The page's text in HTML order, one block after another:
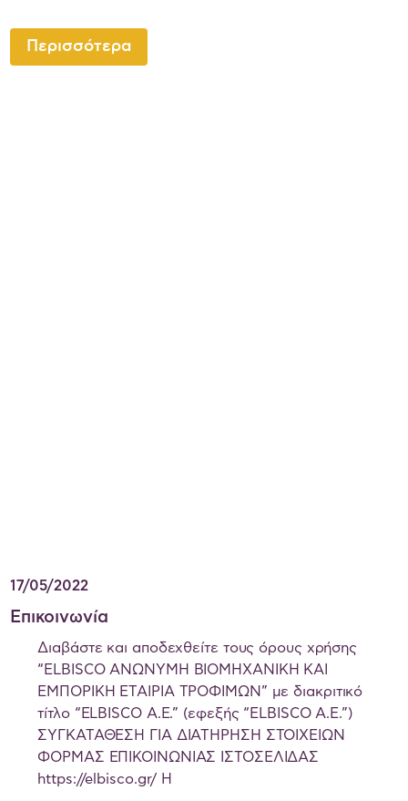
Περισσότερα
17/05/2022
Επικοινωνία
Διαβάστε και αποδεχθείτε τους όρους χρήσης
“ELBISCO ΑΝΩΝΥΜΗ ΒΙΟΜΗΧΑΝΙΚΗ ΚΑΙ
ΕΜΠΟΡΙΚΗ ΕΤΑΙΡΙΑ ΤΡΟΦΙΜΩΝ” με διακριτικό
τίτλο “ELBISCO Α.Ε.” (εφεξής “ELBISCO Α.Ε.”)
ΣΥΓΚΑΤΑΘΕΣΗ ΓΙΑ ΔΙΑΤΗΡΗΣΗ ΣΤΟΙΧΕΙΩΝ
ΦΟΡΜΑΣ ΕΠΙΚΟΙΝΩΝΙΑΣ ΙΣΤΟΣΕΛΙΔΑΣ
https://elbisco.gr/ Η